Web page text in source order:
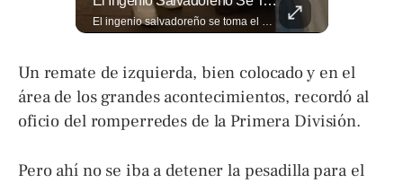
El ingenio salvadoreño se toma el Mercado Dueñas de cara al Mundial 2026. Los comerciantes transformaron los 13 pasillos en una fiesta futbolística que incluye desde banderas gigantes hasta representaciones Lee más ➡️ eldiariodehoy.com
Un remate de izquierda, bien colocado y en el
área de los grandes acontecimientos, recordó al
oficio del romperredes de la Primera División.
Pero ahí no se iba a detener la pesadilla para el